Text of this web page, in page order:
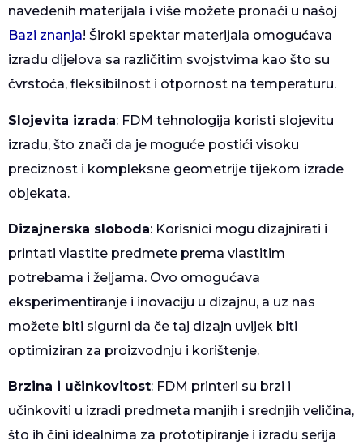
navedenih materijala i više možete pronaći u našoj
Bazi znanja! Široki spektar materijala omogućava
izradu dijelova sa različitim svojstvima kao što su
čvrstoća, fleksibilnost i otpornost na temperaturu.
Slojevita izrada: FDM tehnologija koristi slojevitu
izradu, što znači da je moguće postići visoku
preciznost i kompleksne geometrije tijekom izrade
objekata.
Dizajnerska sloboda: Korisnici mogu dizajnirati i
printati vlastite predmete prema vlastitim
potrebama i željama. Ovo omogućava
eksperimentiranje i inovaciju u dizajnu, a uz nas
možete biti sigurni da če taj dizajn uvijek biti
optimiziran za proizvodnju i korištenje.
Brzina i učinkovitost: FDM printeri su brzi i
učinkoviti u izradi predmeta manjih i srednjih veličina,
što ih čini idealnima za prototipiranje i izradu serija